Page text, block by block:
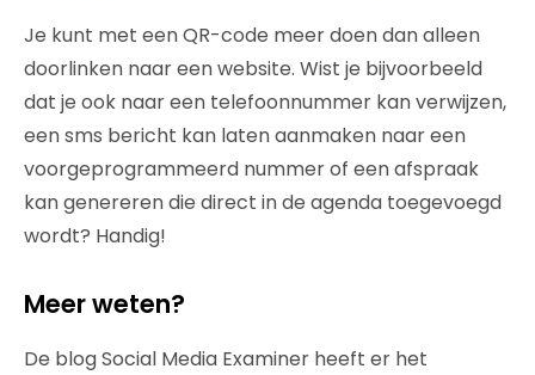
Je kunt met een QR-code meer doen dan alleen
doorlinken naar een website. Wist je bijvoorbeeld
dat je ook naar een telefoonnummer kan verwijzen,
een sms bericht kan laten aanmaken naar een
voorgeprogrammeerd nummer of een afspraak
kan genereren die direct in de agenda toegevoegd
wordt? Handig!
Meer weten?
De blog Social Media Examiner heeft er het